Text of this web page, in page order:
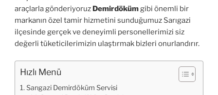
araçlarla gönderiyoruz Demirdökümgibi önemli bir
markanın özel tamir hizmetini sunduğumuz Sarıgazi
ilçesinde gerçek ve deneyimli personellerimizi siz
değerli tüketicilerimizin ulaştırmak bizleri onurlandırır.
Hızlı Menü
Sarıgazi Demirdöküm Servisi